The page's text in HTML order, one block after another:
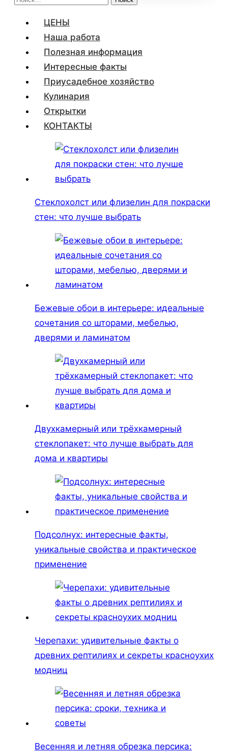
ЦЕНЫ
Наша работа
Полезная информация
Интересные факты
Приусадебное хозяйство
Кулинария
Открытки
КОНТАКТЫ
Стеклохолст или флизелин для покраски
стен: что лучше выбрать
Бежевые обои в интерьере: идеальные
сочетания со шторами, мебелью,
дверями и ламинатом
Двухкамерный или трёхкамерный
стеклопакет: что лучше выбрать для
дома и квартиры
Подсолнух: интересные факты,
уникальные свойства и практическое
применение
Черепахи: удивительные факты о
древних рептилиях и секреты красноухих
модниц
Весенняя и летняя обрезка персика: